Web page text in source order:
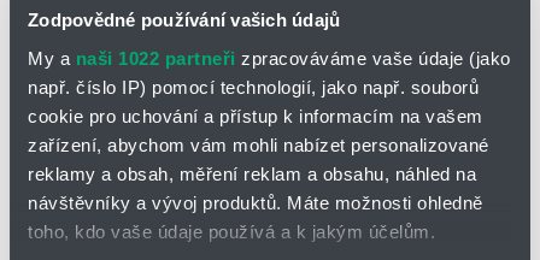
Zodpovědné používání vašich údajů
My a naši 1022 partneři zpracováváme vaše údaje (jako
např. číslo IP) pomocí technologií, jako např. souborů
cookie pro uchování a přístup k informacím na vašem
zařízení, abychom vám mohli nabízet personalizované
reklamy a obsah, měření reklam a obsahu, náhled na
návštěvníky a vývoj produktů. Máte možnosti ohledně
toho, kdo vaše údaje používá a k jakým účelům.
stěnu či nad sádrokarton. Systém s kapilárními rohožemi funguje
Důležitým faktem je, že architekti, kteří se se systémem seznámili a
použili jej, se k němu rádi vracejí. !Z architektonického hlediska se
jedná o velmi „čisté“ řešení umístění otopných chladících ploch.
vytápění a chlazení, jakým je dnes kombinace podlahovky a
klimatizace,“ doplnil Tomáš Černý.